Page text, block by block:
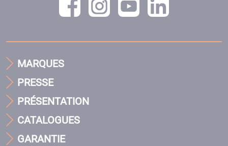
MARQUES
PRESSE
PRÉSENTATION
CATALOGUES
GARANTIE